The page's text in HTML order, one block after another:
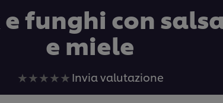
e funghi con
e miele
Nessuna
valutazione
Invia valutazione